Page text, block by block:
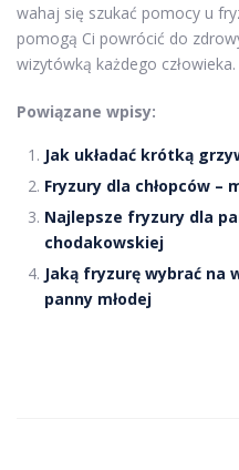
wahaj się szukać pomocy u
pomogą Ci powrócić do
wizytówką każdego człowieka.
Powiązane wpisy:
Jak układać krótką
Fryzury dla chłopców –
Najlepsze fryzury dla
chodakowskiej
Jaką fryzurę wybrać na
panny młodej